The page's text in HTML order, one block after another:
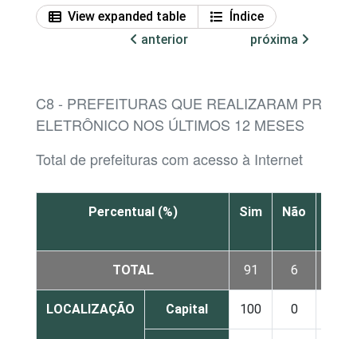
View expanded table
Índice
anterior
próxima
C8 - PREFEITURAS QUE REALIZARAM
ELETRÔNICO NOS ÚLTIMOS 12 MESES
Total de prefeituras com acesso à Internet
Percentual (%) Sim Não
TOTAL 91 6
LOCALIZAÇÃO Capital 100 0